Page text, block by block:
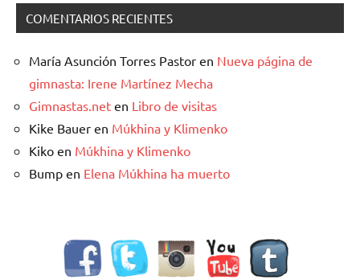
COMENTARIOS RECIENTES
María Asunción Torres Pastor en Nueva página de
gimnasta: Irene Martínez Mecha
Gimnastas.net en Libro de visitas
Kike Bauer en Múkhina y Klimenko
Kiko en Múkhina y Klimenko
Bump en Elena Múkhina ha muerto